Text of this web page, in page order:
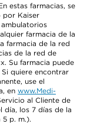
estas farmacias, se
por Kaiser
farmacia de la
farmacia de la red
de la red de
Su farmacia puede
quiere encontrar
use el
en www.Medi-
al Cliente de
día, los 7 días de la
5 p. m.).